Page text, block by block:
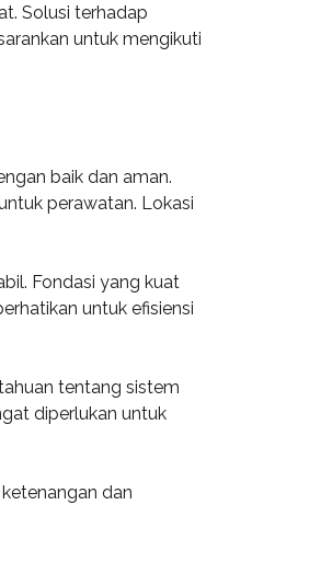
Solusi terhadap
untuk mengikuti
baik dan aman.
perawatan. Lokasi
Fondasi yang kuat
untuk efisiensi
tentang sistem
diperlukan untuk
dan